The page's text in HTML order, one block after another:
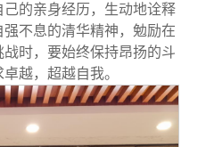
的亲身经历，生动地诠释
不息的清华精神，勉励在
时，要始终保持昂扬的斗
越，超越自我。